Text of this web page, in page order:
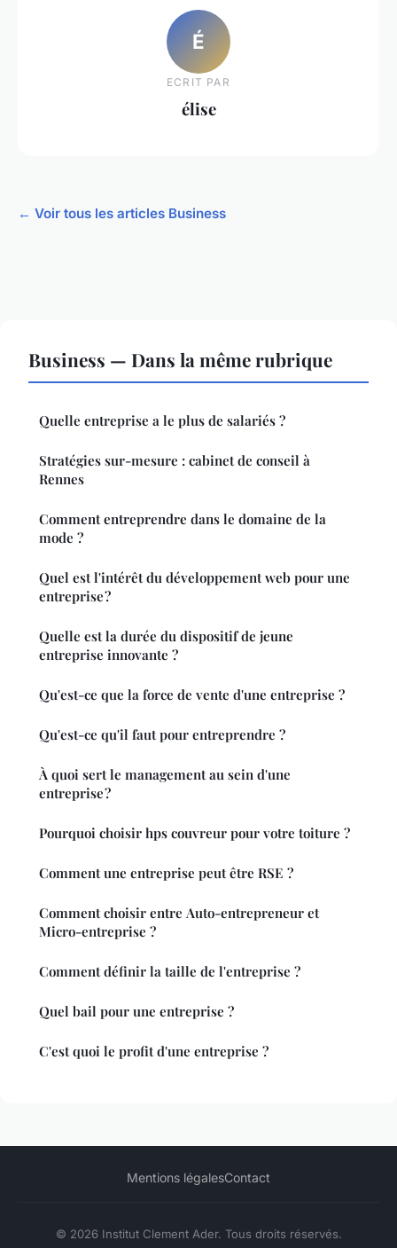
É
ECRIT PAR
élise
← Voir tous les articles Business
Business — Dans la même rubrique
Quelle entreprise a le plus de salariés ?
Stratégies sur-mesure : cabinet de conseil à
Rennes
Comment entreprendre dans le domaine de la
mode ?
Quel est l'intérêt du développement web pour une
entreprise ?
Quelle est la durée du dispositif de jeune
entreprise innovante ?
Qu'est-ce que la force de vente d'une entreprise ?
Qu'est-ce qu'il faut pour entreprendre ?
À quoi sert le management au sein d'une
entreprise ?
Pourquoi choisir hps couvreur pour votre toiture ?
Comment une entreprise peut être RSE ?
Comment choisir entre Auto-entrepreneur et
Micro-entreprise ?
Comment définir la taille de l'entreprise ?
Quel bail pour une entreprise ?
C'est quoi le profit d'une entreprise ?
Mentions légalesContact
© 2026 Institut Clement Ader. Tous droits réservés.